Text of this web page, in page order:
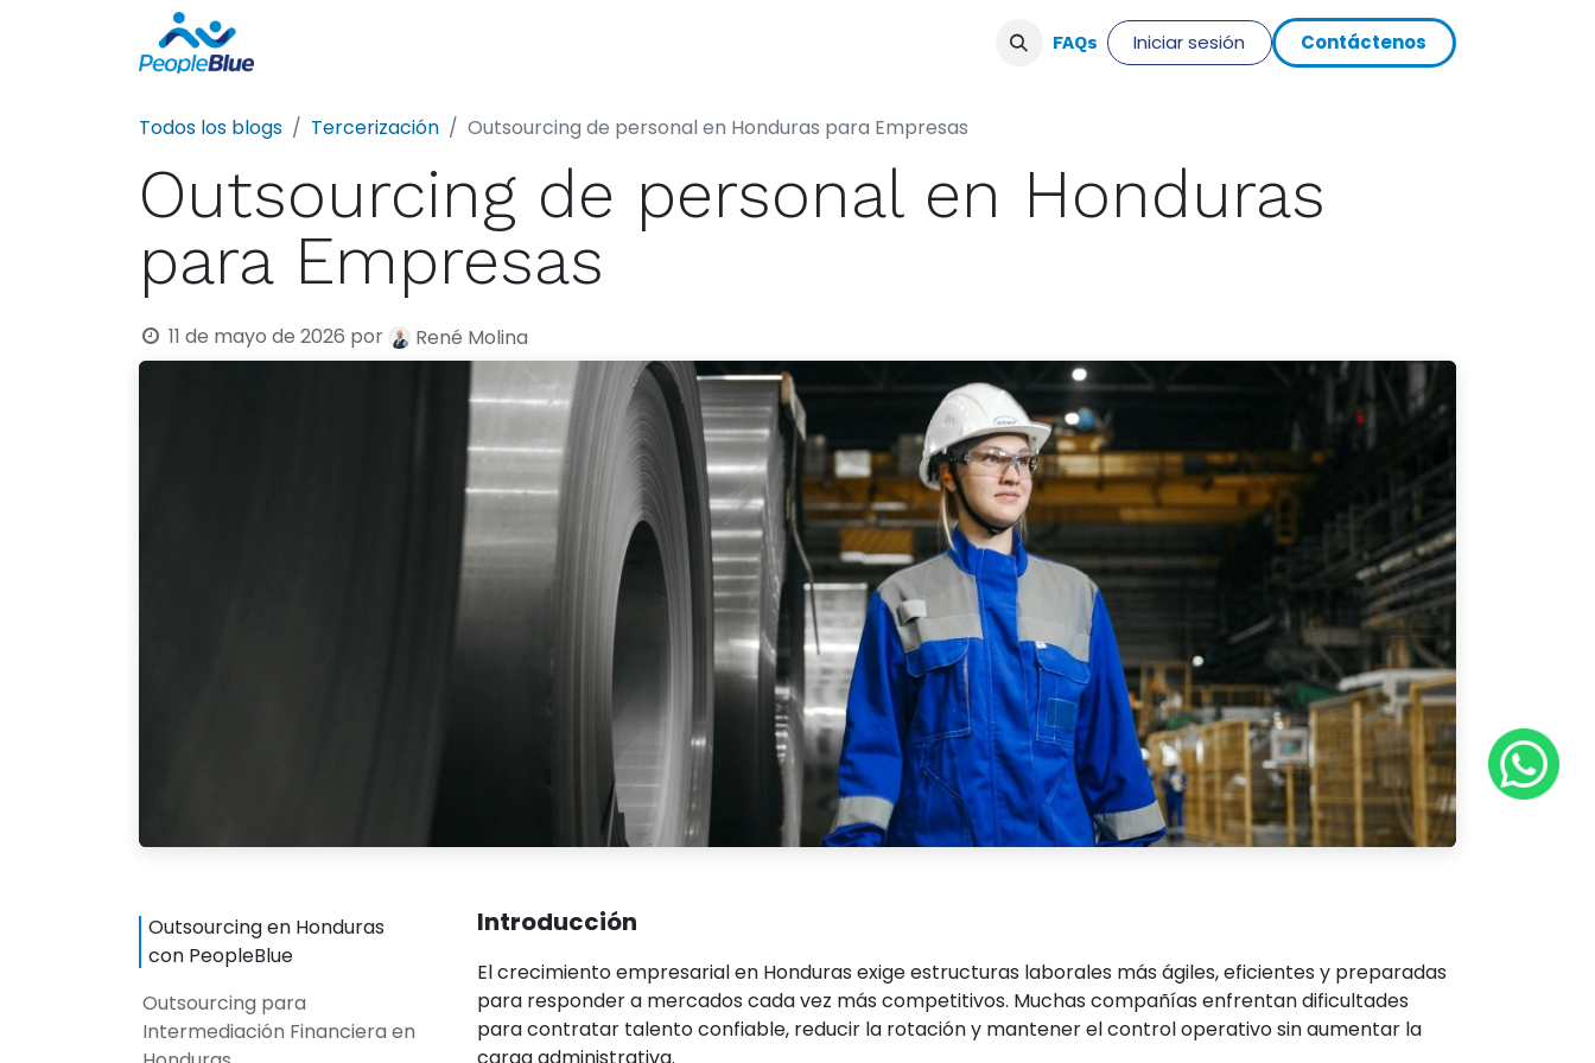
F​AQs Iniciar sesión Cont​​​​​​á​​ct​​​​eno​​​​s
Todos los blogs Tercerización Outsourcing de personal en Honduras para Empresas
Outsourcing de personal en Honduras
para Empresas
11 de mayo de 2026 por René Molina
Outsourcing en Honduras
con PeopleBlue
Outsourcing para
Intermediación Financiera en
Introducción
El crecimiento empresarial en Honduras exige estructuras laborales más ágiles, eficientes y preparadas
para responder a mercados cada vez más competitivos. Muchas compañías enfrentan dificultades
para contratar talento confiable, reducir la rotación y mantener el control operativo sin aumentar la
carga administrativa.